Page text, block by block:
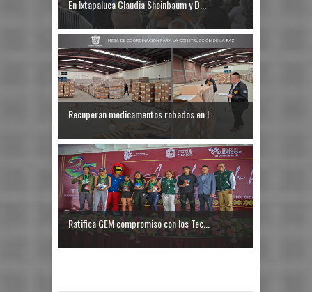
En Ixtapaluca Claudia Sheinbaum y D...
Recuperan medicamentos robados en I...
Ratifica GEM compromiso con los Tec...